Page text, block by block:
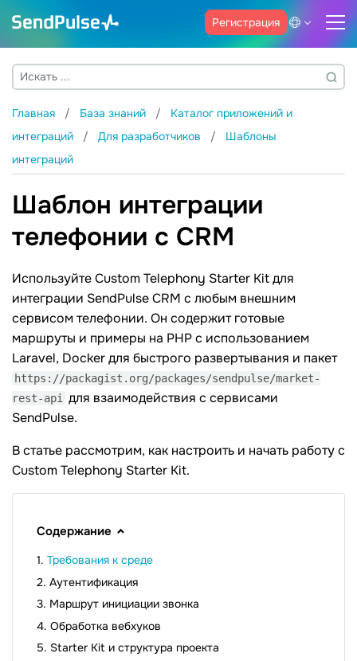
Регистрация
Главная База знаний
Каталог приложений и
интеграций
Для разработчиков
Шаблоны
интеграций
Шаблон интеграции
телефонии с CRM
Используйте Custom Telephony Starter Kit для
интеграции SendPulse CRM с любым внешним
сервисом телефонии. Он содержит готовые
маршруты и примеры на PHP с использованием
Laravel, Docker для быстрого развертывания и пакет
https://packagist.org/packages/sendpulse/market-
rest-api для взаимодействия с сервисами
SendPulse.
В статье рассмотрим, как настроить и начать работу с
Custom Telephony Starter Kit.
Содержание
Требования к среде
Аутентификация
Маршрут инициации звонка
Обработка вебхуков
Starter Kit и структура проекта